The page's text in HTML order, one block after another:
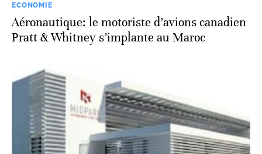
ECONOMIE
Aéronautique: le motoriste d’avions canadien
Pratt & Whitney s’implante au Maroc